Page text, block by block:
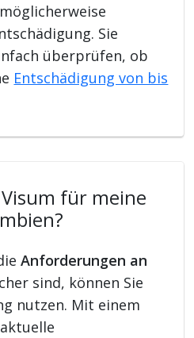
Sie
überprüfen, ob
Entschädigung von bis
für meine
Anforderungen an
sind, können Sie
nutzen. Mit einem